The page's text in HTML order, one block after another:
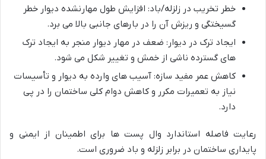
خطر تخریب در زلزله/باد: افزایش طول مهارنشده دیوار خطر
گسیختگی و ریزش آن را در بارهای جانبی بالا می برد.
ایجاد ترک در دیوار: ضعف در مهار دیوار منجر به ایجاد ترک
های گسترده ناشی از خمش و تغییر شکل می شود.
کاهش عمر مفید سازه: آسیب های وارده به دیوار و تأسیسات
نیاز به تعمیرات مکرر و کاهش دوام کلی ساختمان را در پی
دارد.
رعایت فاصله استاندارد وال پست ها برای اطمینان از ایمنی و
پایداری ساختمان در برابر زلزله و باد ضروری است.